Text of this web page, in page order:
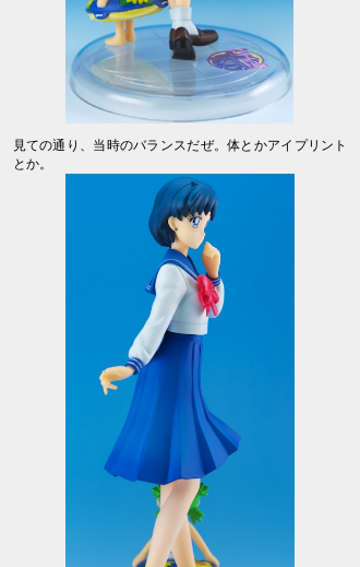
見ての通り、当時のバランスだぜ。体とかアイプリント
とか。